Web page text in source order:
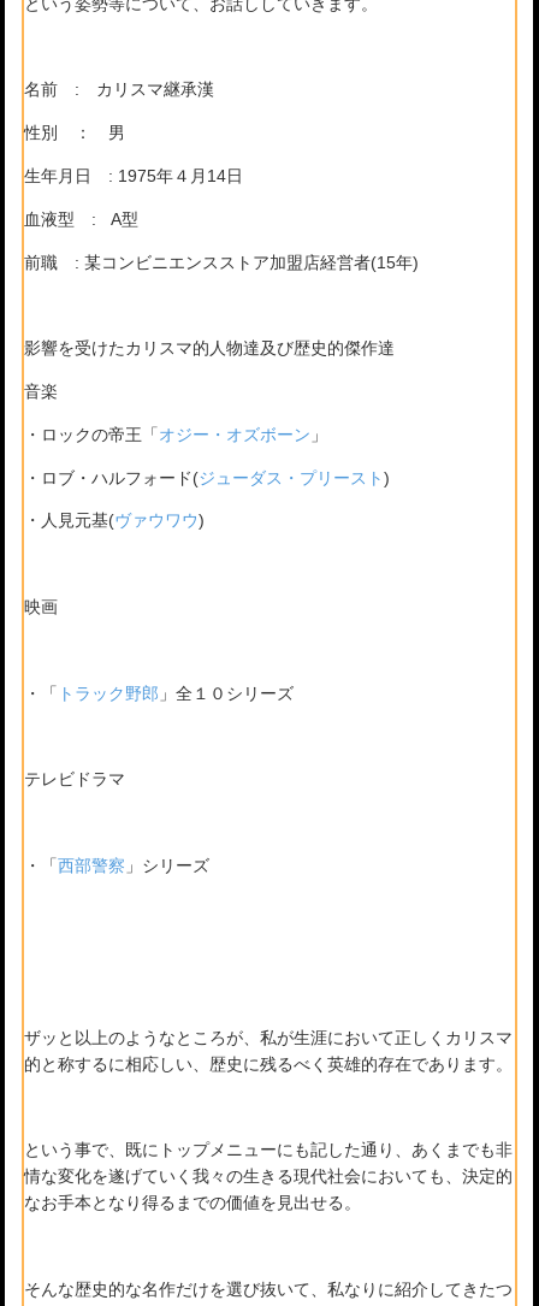
という姿勢等について、お話ししていきます。
名前 : カリスマ継承漢
性別 ： 男
生年月日 : 1975年４月14日
血液型 : A型
前職 : 某コンビニエンスストア加盟店経営者(15年)
影響を受けたカリスマ的人物達及び歴史的傑作達
音楽
・ロックの帝王「 オジー・オズボーン 」
・ロブ・ハルフォード(ジューダス・プリースト )
・人見元基(ヴァウワウ)
映画
・「 トラック野郎 」全１０シリーズ
テレビドラマ
・「西部警察 」シリーズ
ザッと以上のようなところが、私が生涯において正しくカリスマ
的と称するに相応しい、歴史に残るべく英雄的存在であります。
という事で、既にトップメニューにも記した通り、あくまでも非
情な変化を遂げていく我々の生きる現代社会においても、決定的
なお手本となり得るまでの価値を見出せる。
そんな歴史的な名作だけを選び抜いて、私なりに紹介してきたつ